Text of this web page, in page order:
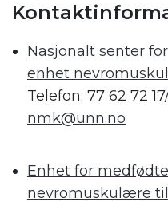
Nasjonalt senter
enhet
Telefon: 77 62 72
nmk@unn.no
Enhet for
nevromuskulære